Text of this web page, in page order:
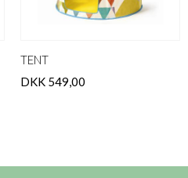
TENT
DKK 549,00